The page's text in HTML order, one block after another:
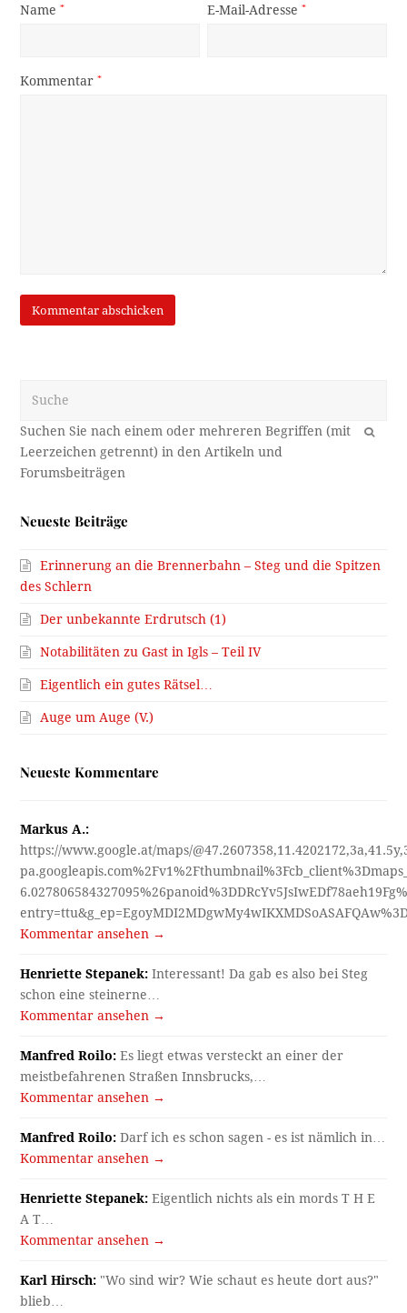
Name* E-Mail-Adresse*
Kommentar*
OK
Neueste Beiträge
Erinnerung an die Brennerbahn – Steg und die Spitzen
des Schlern
Der unbekannte Erdrutsch (1)
Notabilitäten zu Gast in Igls – Teil IV
Eigentlich ein gutes Rätsel…
Auge um Auge (V.)
Neueste Kommentare
Markus A.:
https://www.google.at/maps/
Kommentar ansehen →
Henriette Stepanek: Interessant! Da gab es also bei Steg
schon eine steinerne…
Kommentar ansehen →
Manfred Roilo: Es liegt etwas versteckt an einer der
meistbefahrenen Straßen Innsbrucks,…
Kommentar ansehen →
Manfred Roilo: Darf ich es schon sagen - es ist nämlich in…
Kommentar ansehen →
Henriette Stepanek: Eigentlich nichts als ein mords T H E
A T…
Kommentar ansehen →
Karl Hirsch: "Wo sind wir? Wie schaut es heute dort aus?"
blieb…